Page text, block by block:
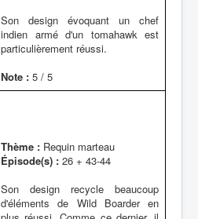
Son design évoquant un chef
indien armé d'un tomahawk est
particulièrement réussi.
Note : 5 / 5
Thème : Requin marteau
Épisode(s) : 26 + 43-44
Son design recycle beaucoup
d'éléments de Wild Boarder en